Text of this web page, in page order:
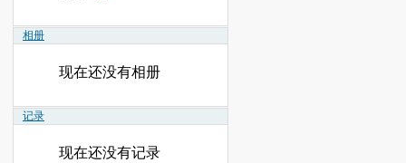
相册
现在还没有相册
记录
现在还没有记录